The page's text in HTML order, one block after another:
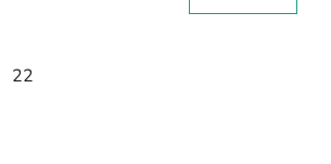
22